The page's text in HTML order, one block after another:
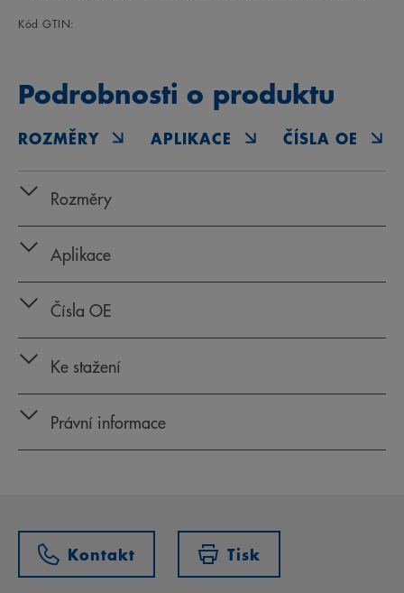
Kód GTIN:
Podrobnosti o produktu
ROZMĚRY APLIKACE ČÍSLA OE
Rozměry
Aplikace
Čísla OE
Ke stažení
Právní informace
Kontakt Tisk